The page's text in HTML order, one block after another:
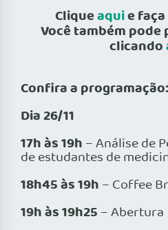
Cliqueaquie
Você também
clicando
Confira a programação:
Dia 26/11
17h às 19h – Análise de
de estudantes de
18h45 às 19h – Coffee
19h às 19h25 – Abertura